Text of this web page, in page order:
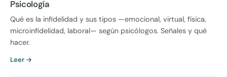
Psicología
Qué es la infidelidad y sus tipos —emocional, virtual, física,
microinfidelidad, laboral— según psicólogos. Señales y qué
hacer.
Leer →